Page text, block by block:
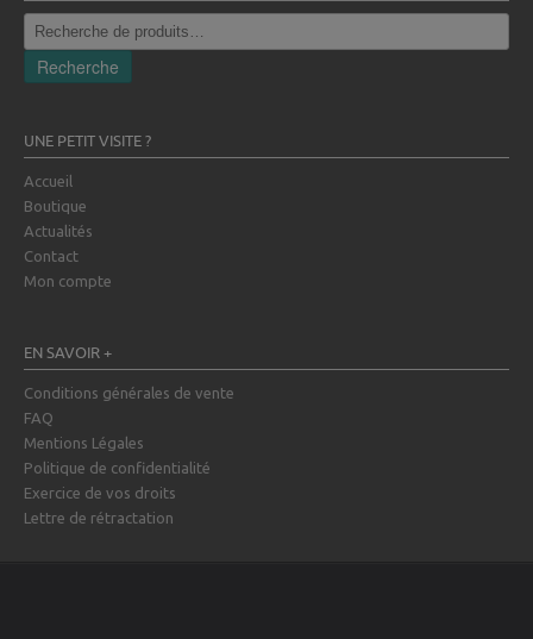
Recherche
pour :
Recherche
UNE PETIT VISITE ?
Accueil
Boutique
Actualités
Contact
Mon compte
EN SAVOIR +
Conditions générales de vente
FAQ
Mentions Légales
Politique de confidentialité
Exercice de vos droits
Lettre de rétractation